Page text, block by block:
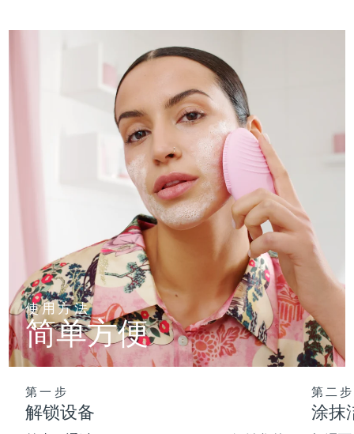
使用方法
简单方便
第一步
解锁设备
第二步
涂抹